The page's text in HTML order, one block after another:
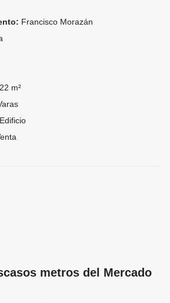
Francisco Morazán
m²
Edificio
metros del Mercado